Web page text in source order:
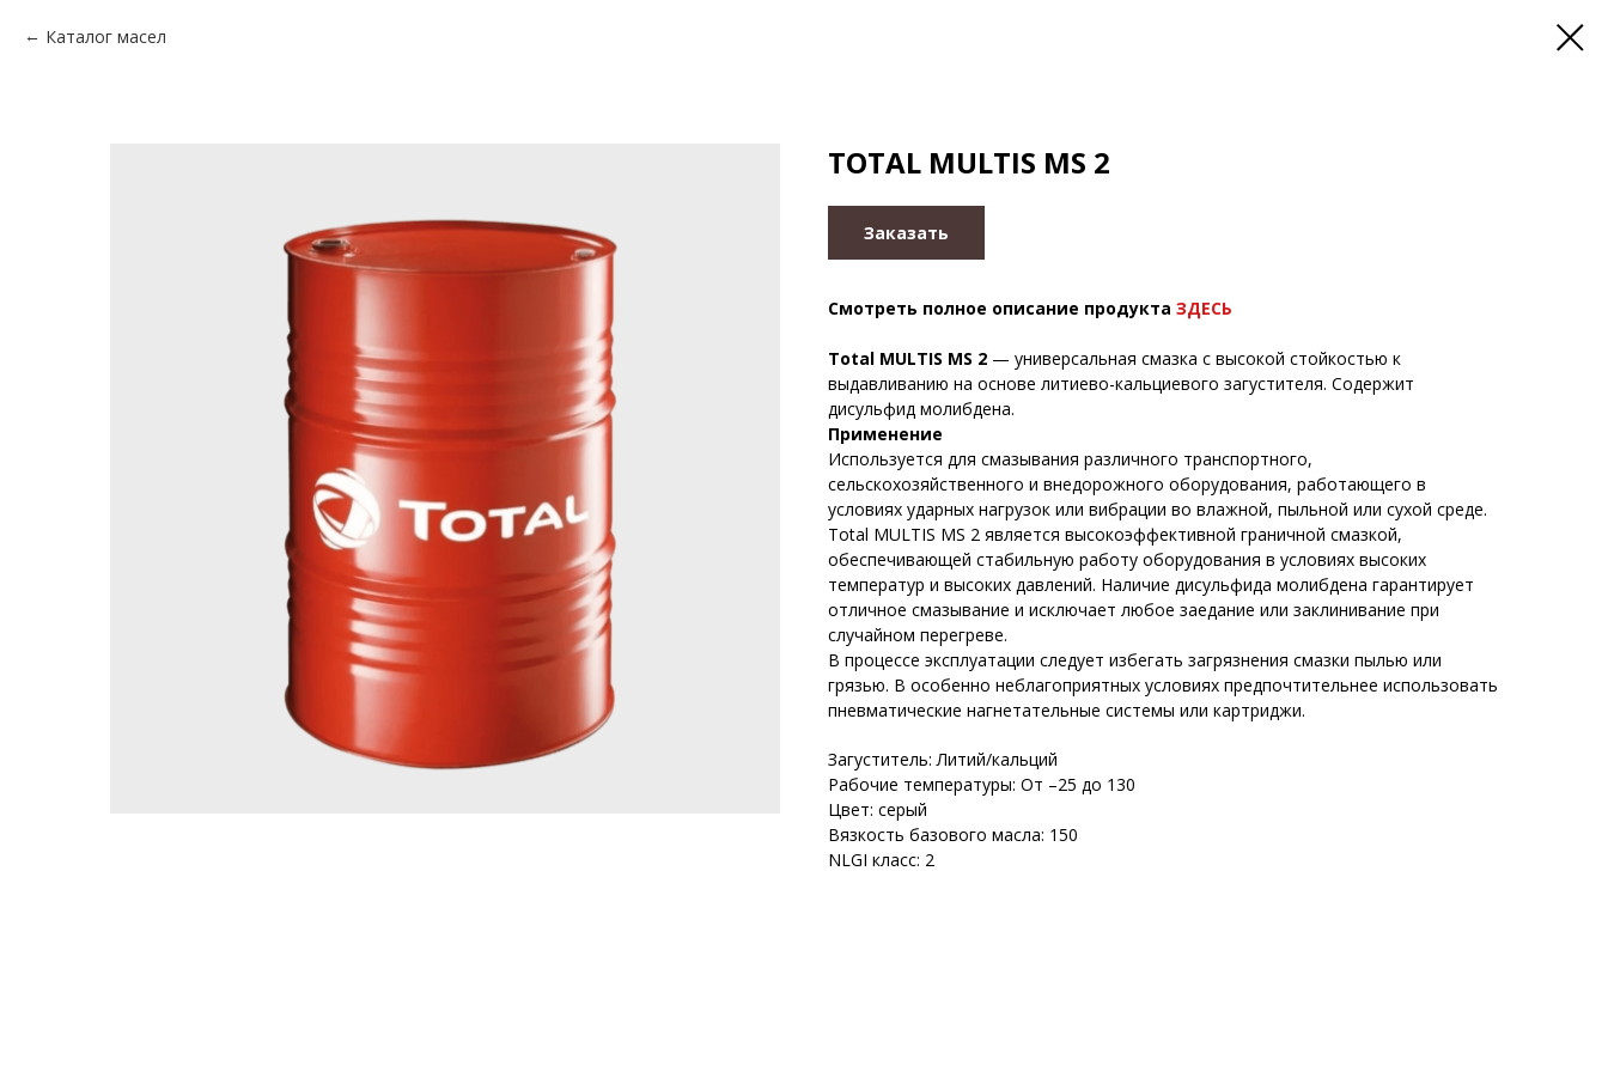
Каталог масел
TOTAL MULTIS MS 2
Заказать
Смотреть полное описание продукта ЗДЕСЬ
Total MULTIS MS 2 — универсальная смазка с высокой стойкостью к
выдавливанию на основе литиево-кальциевого загустителя. Содержит
дисульфид молибдена.
Применение
Используется для смазывания различного транспортного,
сельскохозяйственного и внедорожного оборудования, работающего в
условиях ударных нагрузок или вибрации во влажной, пыльной или сухой среде.
Total MULTIS MS 2 является высокоэффективной граничной смазкой,
обеспечивающей стабильную работу оборудования в условиях высоких
температур и высоких давлений. Наличие дисульфида молибдена гарантирует
отличное смазывание и исключает любое заедание или заклинивание при
случайном перегреве.
В процессе эксплуатации следует избегать загрязнения смазки пылью или
грязью. В особенно неблагоприятных условиях предпочтительнее использовать
пневматические нагнетательные системы или картриджи.
Загуститель: Литий/кальций
Рабочие температуры: От –25 до 130
Цвет: серый
Вязкость базового масла: 150
NLGI класс: 2